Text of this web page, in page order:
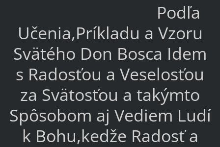
Podľa
Učenia,Príkladu a Vzoru
Svätého Don Bosca Idem
s Radosťou a Veselosťou
za Svätosťou a takýmto
Spôsobom aj Vediem Ludí
k Bohu,kedže Radosť a